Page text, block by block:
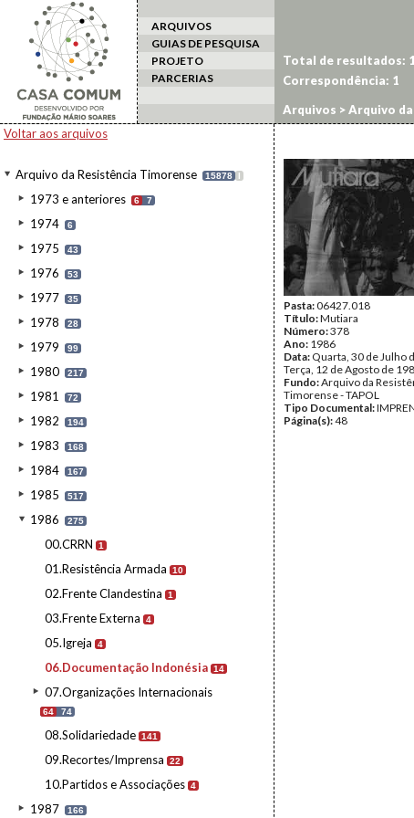
ARQUIVOS
GUIAS DE PESQUISA
PROJETO
PARCERIAS
Voltar aos arquivos
Arquivo da Resistência Timorense 15878 I
1973 e anteriores 6 7
1974 6
1975 43
1976 53
1977 35
1978 28
1979 99
1980 217
1981 72
1982 194
1983 168
1984 167
1985 517
1986 275
00.CRRN 1
01.Resistência Armada 10
02.Frente Clandestina 1
03.Frente Externa 4
05.Igreja 4
06.Documentação Indonésia 14
07.Organizações Internacionais
64 74
08.Solidariedade 141
09.Recortes/Imprensa 22
10.Partidos e Associações 4
1987 166
Total de resultados:
Correspondência: 1
Arquivos >Arquivo
Pasta:06427.018
Título:Mutiara
Número:378
Ano: 1986
Data: Quarta, 30 de Julho
Terça, 12 de Agosto de
Fundo:Arquivo da
Timorense - TAPOL
Tipo Documental:
Página(s):48